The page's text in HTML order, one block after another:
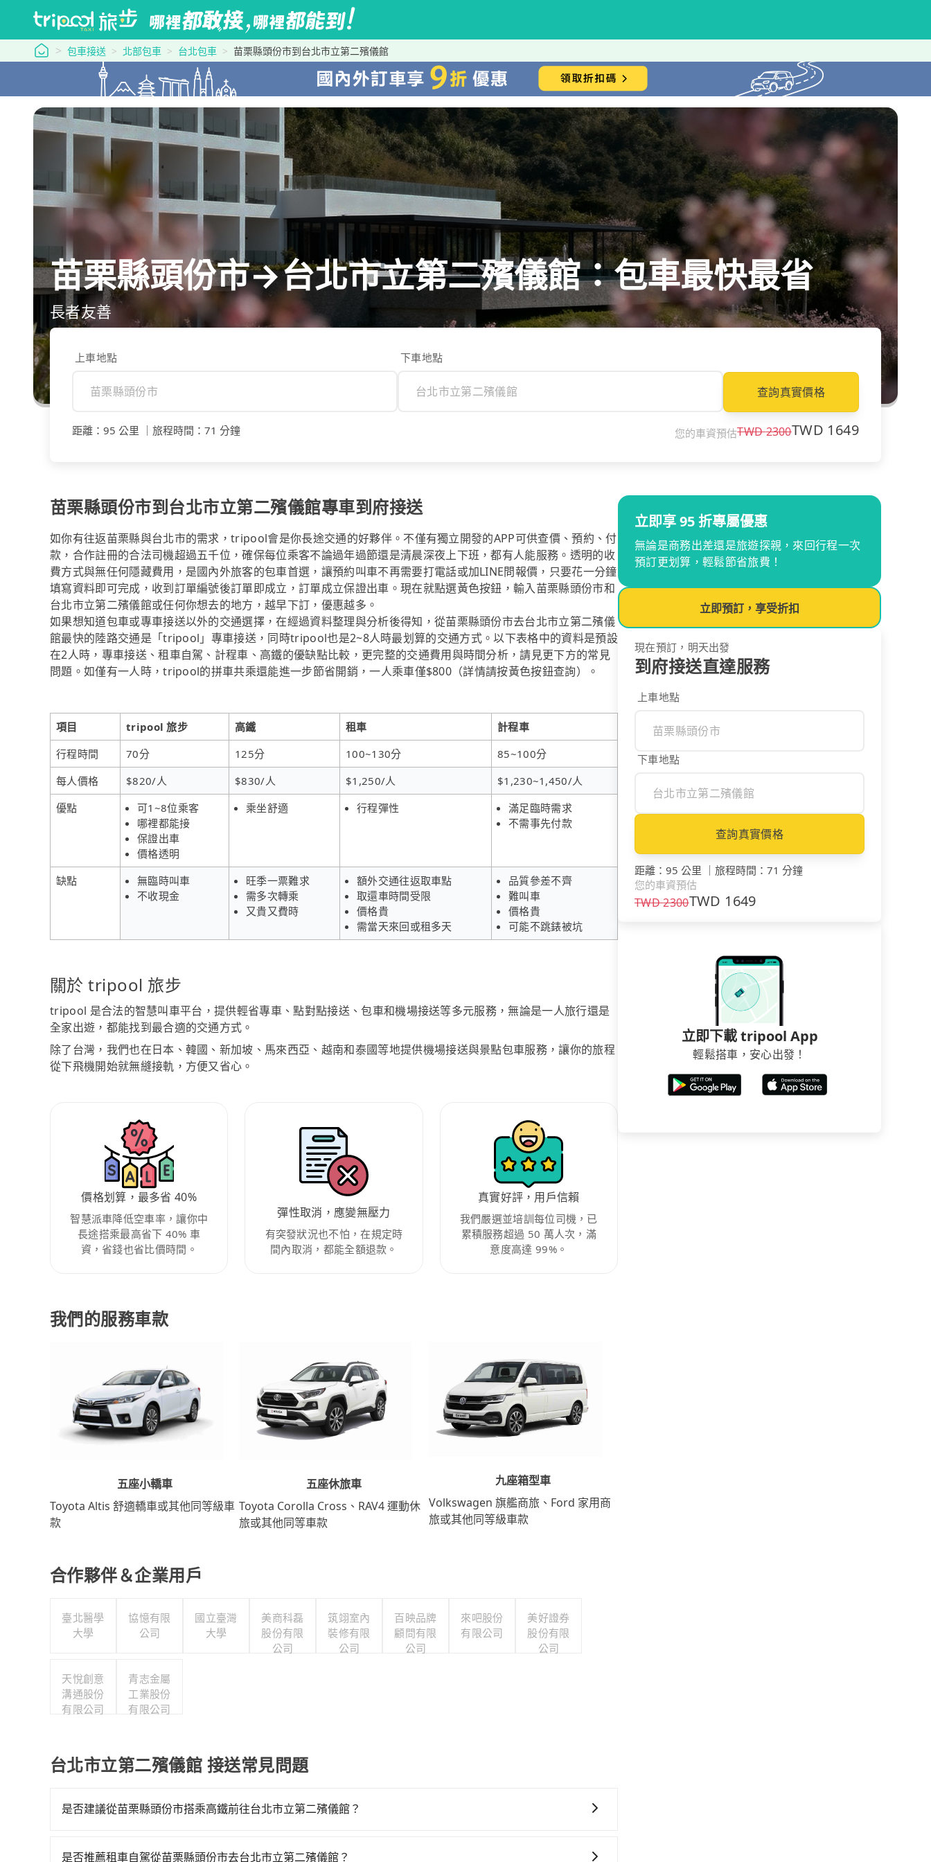
tripool 旅步
包車接送 北部包車 台北包車 苗栗縣頭份市到台北市立第二殯儀館
苗栗縣頭份市→台北市立第二殯儀館：包車最快最省
長者友善
上車地點 下車地點
查詢真實價格
距離 ： 95 公里 旅程時間 ： 71 分鐘 您的車資預估TWD2300TWD 1649
苗栗縣頭份市到台北市立第二殯儀館專車到府接送
如你有往返苗栗縣與台北市的需求，tripool會是你長途交通的好夥伴。不僅有獨立開發的APP可供查價、預約、付
款，合作註冊的合法司機超過五千位，確保每位乘客不論過年過節還是清晨深夜上下班，都有人能服務。透明的收
費方式與無任何隱藏費用，是國內外旅客的包車首選，讓預約叫車不再需要打電話或加LINE問報價，只要花一分鐘
填寫資料即可完成，收到訂單編號後訂單即成立，訂單成立保證出車。現在就點選黃色按鈕，輸入苗栗縣頭份市和
台北市立第二殯儀館或任何你想去的地方，越早下訂，優惠越多。
如果想知道包車或專車接送以外的交通選擇，在經過資料整理與分析後得知，從苗栗縣頭份市去台北市立第二殯儀
館最快的陸路交通是「tripool」專車接送，同時tripool也是2~8人時最划算的交通方式。以下表格中的資料是預設
在2人時，專車接送、租車自駕、計程車、高鐵的優缺點比較，更完整的交通費用與時間分析，請見更下方的常見
問題。如僅有一人時，tripool的拼車共乘還能進一步節省開銷，一人乘車僅$800（詳情請按黃色按鈕查詢）。
項目 tripool 旅步 高鐵 租車
計程車
行程時間
70分 125分 100~130分
85~100分
每人價格
$820/人 $830/人 $1,250/人
$1,230~1,450/人
優點
可1~8位乘客
哪裡都能接
保證出車
價格透明
乘坐舒適 行程彈性
滿足臨時需求
不需事先付款
缺點
無臨時叫車
不收現金
旺季一票難求
需多次轉乘
又貴又費時
額外交通往返取車點
取還車時間受限
價格貴
需當天來回或租多天
品質參差不齊
難叫車
價格貴
可能不跳錶被坑
關於 tripool 旅步
tripool 是合法的智慧叫車平台，提供輕省專車、點對點接送、包車和機場接送等多元服務，無論是一人旅行還是
全家出遊，都能找到最合適的交通方式。
除了台灣，我們也在日本、韓國、新加坡、馬來西亞、越南和泰國等地提供機場接送與景點包車服務，讓你的旅程
從下飛機開始就無縫接軌，方便又省心。
價格划算，最多省 40%
智慧派車降低空車率，讓你中
長途搭乘最高省下 40% 車
資，省錢也省比價時間。
彈性取消，應變無壓力
有突發狀況也不怕，在規定時
間內取消，都能全額退款。
真實好評，用戶信賴
我們嚴選並培訓每位司機，已
累積服務超過 50 萬人次，滿
意度高達 99%。
我們的服務車款
五座小轎車
Toyota Altis 舒適轎車或其他同等級車
款
五座休旅車
Toyota Corolla Cross、RAV4 運動休
旅或其他同等車款
九座箱型車
Volkswagen 旗艦商旅、Ford 家用商
旅或其他同等級車款
合作夥伴＆企業用戶
臺北醫學
大學
協憶有限
公司
國立臺灣
大學
美商科磊
股份有限
公司
筑翊室內
裝修有限
公司
百映品牌
顧問有限
公司
來吧股份
有限公司
美好證券
股份有限
公司
天悅創意
溝通股份
有限公司
青志金屬
工業股份
有限公司
台北市立第二殯儀館 接送常見問題
是否建議從苗栗縣頭份市搭乘高鐵前往台北市立第二殯儀館？
從最早06:24一直到23:00，苗栗-台北一天最多有32班次高鐵可搭乘。假設從苗栗縣頭份市 (苗栗縣頭份市) 前往
是否推薦租車自駕從苗栗縣頭份市去台北市立第二殯儀館？
立即享 95 折專屬優惠
無論是商務出差還是旅遊探親，來回行程一次
預訂更划算，輕鬆節省旅費！
立即預訂，享受折扣
現在預訂，明天出發
到府接送直達服務
上車地點
下車地點
查詢真實價格
距離 ： 95 公里 ｜ 旅程時間 ： 71 分鐘
您的車資預估
TWD2300TWD 1649
立即下載 tripool App
輕鬆搭車，安心出發！